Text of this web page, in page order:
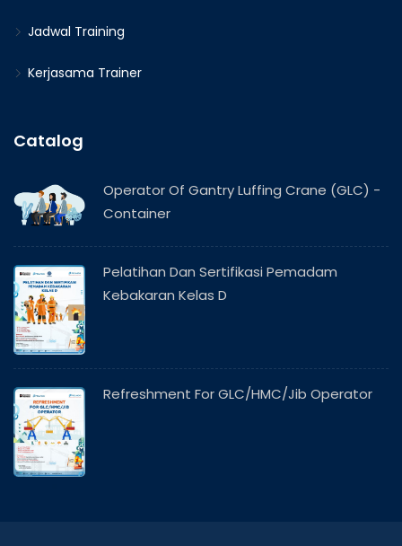
Jadwal Training
Kerjasama Trainer
Catalog
Operator Of Gantry Luffing Crane (GLC) -
Container
Pelatihan Dan Sertifikasi Pemadam
Kebakaran Kelas D
Refreshment For GLC/HMC/Jib Operator